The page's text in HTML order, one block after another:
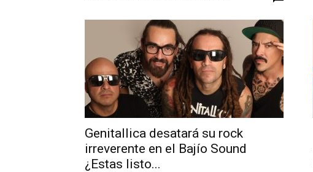
Genitallica desatará su rock
irreverente en el Bajío Sound
¿Estas listo...